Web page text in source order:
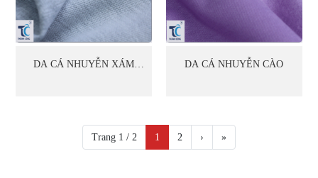
DA CÁ NHUYỄN XÁM
DA CÁ NHUYỄN CÀO
Trang 1 / 2 1 2 › »